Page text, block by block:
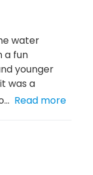
water
a fun
younger
was a
Read more